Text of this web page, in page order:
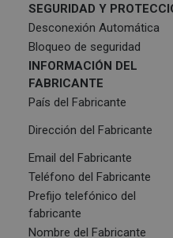
SEGURIDAD Y
Desconexión Automática
Bloqueo de seguridad
INFORMACIÓN DEL
FABRICANTE
País del Fabricante
Dirección del Fabricante
Email del Fabricante
Teléfono del Fabricante
Prefijo telefónico del
fabricante
Nombre del Fabricante